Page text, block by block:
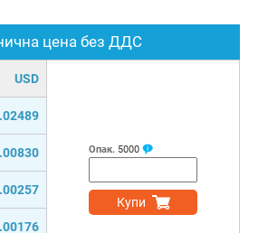
цена без ДДС
USD
Опак. 5000
Купи